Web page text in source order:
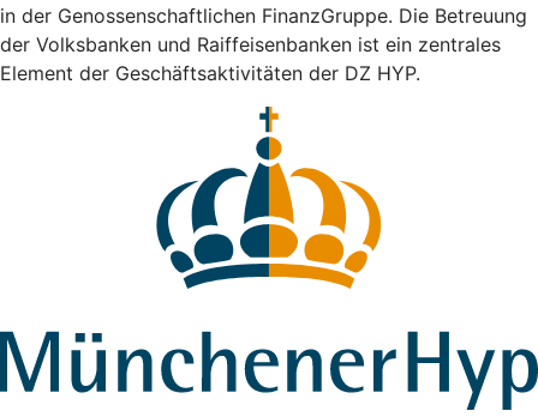
in der Genossenschaftlichen FinanzGruppe. Die Betreuung
der Volksbanken und Raiffeisenbanken ist ein zentrales
Element der Geschäftsaktivitäten der DZ HYP.